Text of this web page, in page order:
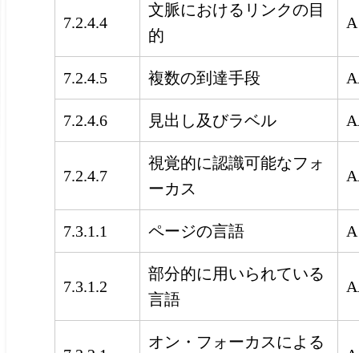
7.2.4.4
文脈におけるリンクの目
的
A
7.2.4.5 複数の到達手段
7.2.4.6 見出し及びラベル
7.2.4.7
視覚的に認識可能なフォ
ーカス
7.3.1.1 ページの言語 A
7.3.1.2
部分的に用いられている
言語
オン・フォーカスによる